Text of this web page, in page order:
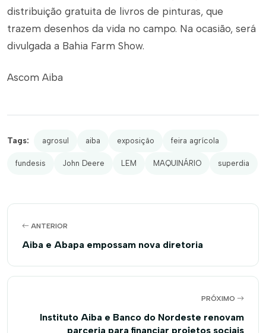
distribuição gratuita de livros de pinturas, que
trazem desenhos da vida no campo. Na ocasião, será
divulgada a Bahia Farm Show.
Ascom Aiba
Tags: agrosul aiba exposição feira agrícola
fundesis John Deere LEM MAQUINÁRIO superdia
ANTERIOR
Aiba e Abapa empossam nova diretoria
PRÓXIMO
Instituto Aiba e Banco do Nordeste renovam
parceria para financiar projetos sociais